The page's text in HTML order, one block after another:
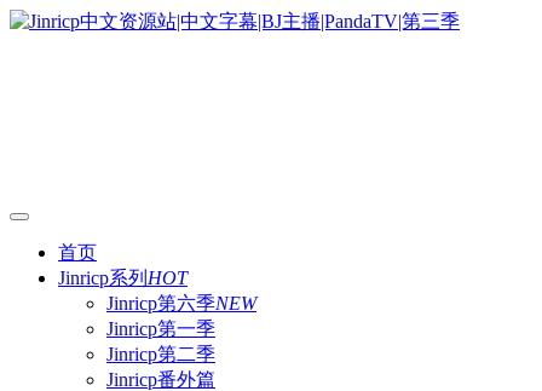
首页
Jinricp系列 HOT
Jinricp第六季NEW
Jinricp第一季
Jinricp第二季
Jinricp番外篇